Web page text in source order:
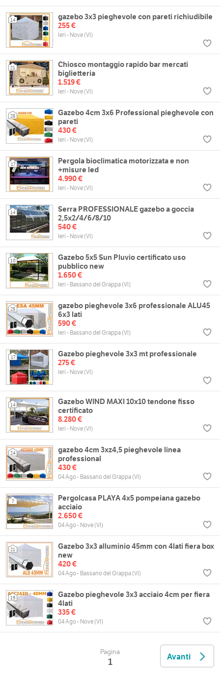
14
gazebo 3x3 pieghevole con pareti richiudibile
255 €
Ieri - Nove (VI)
21
Chiosco montaggio rapido bar mercati
biglietteria
1.519 €
Ieri - Nove (VI)
25
Gazebo 4cm 3x6 Professional pieghevole con
pareti
430 €
Ieri - Nove (VI)
17
Pergola bioclimatica motorizzata e non
+misure led
4.990 €
Ieri - Nove (VI)
14
Serra PROFESSIONALE gazebo a goccia
2,5x2/4/6/8/10
540 €
Ieri - Nove (VI)
10
Gazebo 5x5 Sun Pluvio certificato uso
pubblico new
1.650 €
Ieri - Bassano del Grappa (VI)
25
gazebo pieghevole 3x6 professionale ALU45
6x3 lati
590 €
Ieri - Bassano del Grappa (VI)
17
Gazebo pieghevole 3x3 mt professionale
275 €
Ieri - Nove (VI)
14
Gazebo WIND MAXI 10x10 tendone fisso
certificato
8.280 €
Ieri - Nove (VI)
24
gazebo 4cm 3xz4,5 pieghevole linea
professional
430 €
04 Ago - Bassano del Grappa (VI)
7
Pergolcasa PLAYA 4x5 pompeiana gazebo
acciaio
2.650 €
04 Ago - Nove (VI)
21
Gazebo 3x3 alluminio 45mm con 4lati fiera box
new
420 €
04 Ago - Bassano del Grappa (VI)
19
Gazebo pieghevole 3x3 acciaio 4cm per fiera
4lati
335 €
04 Ago - Nove (VI)
Pagina
1 Avanti